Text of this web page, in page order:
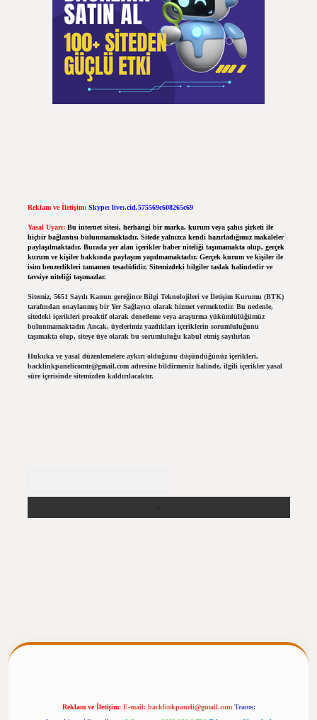
Reklam ve İletişim: Skype: live:.cid.575569c608265c69
Yasal Uyarı: Bu internet sitesi, herhangi bir marka, kurum veya şahıs şirketi ile
hiçbir bağlantısı bulunmamaktadır. Sitede yalnızca kendi hazırladığımız makaleler
paylaşılmaktadır. Burada yer alan içerikler haber niteliği taşımamakta olup, gerçek
kurum ve kişiler hakkında paylaşım yapılmamaktadır. Gerçek kurum ve kişiler ile
isim benzerlikleri tamamen tesadüfidir. Sitemizdeki bilgiler taslak halindedir ve
tavsiye niteliği taşımazlar.
Sitemiz, 5651 Sayılı Kanun gereğince Bilgi Teknolojileri ve İletişim Kurumu (BTK)
tarafından onaylanmış bir Yer Sağlayıcı olarak hizmet vermektedir. Bu nedenle,
sitedeki içerikleri proaktif olarak denetleme veya araştırma yükümlülüğümüz
bulunmamaktadır. Ancak, üyelerimiz yazdıkları içeriklerin sorumluluğunu
taşımakta olup, siteye üye olarak bu sorumluluğu kabul etmiş sayılırlar.
Hukuka ve yasal düzenlemelere aykırı olduğunu düşündüğünüz içerikleri,
backlinkpanelicomtr@gmail.comadresine bildirmeniz halinde, ilgili içerikler yasal
süre içerisinde sitemizden kaldırılacaktır.
Reklam ve İletişim: E-mail: backlinkpaneli@gmail.com Teams: